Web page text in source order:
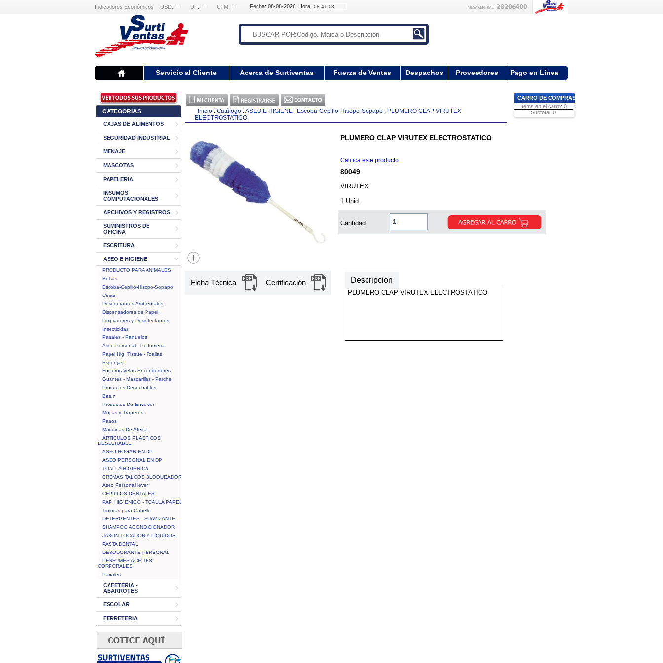
Indicadores Económicos USD: --- UF: --- UTM: --- Fecha: 08-08-2026 Hora:
Servicio al Cliente Acerca de Surtiventas Fuerza de Ventas Despachos Proveedores Pago en Línea
CATEGORIAS
CAJAS DE ALIMENTOS
SEGURIDAD INDUSTRIAL
MENAJE
MASCOTAS
PAPELERIA
INSUMOS
COMPUTACIONALES
ARCHIVOS Y REGISTROS
SUMINISTROS DE
OFICINA
ESCRITURA
ASEO E HIGIENE
PRODUCTO PARA ANIMALES
Bolsas
Escoba-Cepillo-Hisopo-Sopapo
Ceras
Desodorantes Ambientales
Dispensadores de Papel.
Limpiadores y Desinfectantes
Insecticidas
Panales - Panuelos
Aseo Personal - Perfumeria
Papel Hig. Tissue - Toallas
Esponjas
Fosforos-Velas-Encendedores
Guantes - Mascarillas - Parche
Productos Desechables
Betun
Productos De Envolver
Mopas y Traperos
Panos
Maquinas De Afeitar
ARTICULOS PLASTICOS
DESECHABLE
ASEO HOGAR EN DP
ASEO PERSONAL EN DP
TOALLA HIGIENICA
CREMAS TALCOS BLOQUEADOR
Aseo Personal lever
CEPILLOS DENTALES
PAP. HIGIENICO - TOALLA PAPEL
Tinturas para Cabello
DETERGENTES - SUAVIZANTE
SHAMPOO ACONDICIONADOR
JABON TOCADOR Y LIQUIDOS
PASTA DENTAL
DESODORANTE PERSONAL
PERFUMES ACEITES
CORPORALES
Panales
CAFETERIA -
ABARROTES
ESCOLAR
FERRETERIA
Inicio : Catálogo :ASEO E HIGIENE : Escoba-Cepillo-Hisopo-Sopapo : PLUMERO CLAP VIRUTEX
ELECTROSTATICO
PLUMERO CLAP VIRUTEX ELECTROSTATICO
Califica este producto
80049
VIRUTEX
1 Unid.
Cantidad
Ficha Técnica Certificación Descripcion
PLUMERO CLAP VIRUTEX ELECTROSTATICO
CARRO DE COMPRAS
Items en el carro: 0
Subtotal: 0